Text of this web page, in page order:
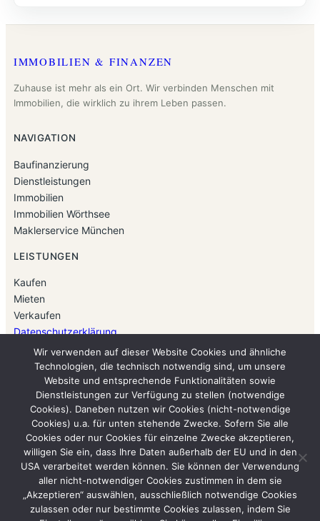
IMMOBILIEN & FINANZEN
Zuhause ist mehr als ein Ort. Wir verbinden Menschen mit
Immobilien, die wirklich zu ihrem Leben passen.
NAVIGATION
Baufinanzierung
Dienstleistungen
Immobilien
Immobilien Wörthsee
Maklerservice München
LEISTUNGEN
Kaufen
Mieten
Verkaufen
Datenschutzerklärung
Impressum
KONTAKT
Immobilien & Finanzen
Seestraße 68
82237 Wörthsee
Telefon: 08153-9099555
E-Mail: immofinaumiller@aol.com
© Immobilien & Finanzen. Alle Rechte vorbehalten.
Wir verwenden auf dieser Website Cookies und ähnliche
Technologien, die technisch notwendig sind, um unsere
Website und entsprechende Funktionalitäten sowie
Dienstleistungen zur Verfügung zu stellen (notwendige
Cookies). Daneben nutzen wir Cookies (nicht-notwendige
Cookies) u.a. für unten stehende Zwecke. Sofern Sie alle
Cookies oder nur Cookies für einzelne Zwecke akzeptieren,
willigen Sie ein, dass Ihre Daten außerhalb der EU und in den
USA verarbeitet werden können. Sie können der Verwendung
aller nicht-notwendiger Cookies zustimmen in dem sie
„Akzeptieren“ auswählen, ausschließlich notwendige Cookies
zulassen oder nur bestimmte Cookies zulassen, indem Sie